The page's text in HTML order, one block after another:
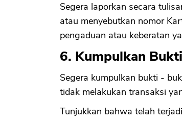
Segera laporkan secara
atau menyebutkan nomor
pengaduan atau keberatan
6. Kumpulkan
Segera kumpulkan bukti -
tidak melakukan transaksi
Tunjukkan bahwa telah